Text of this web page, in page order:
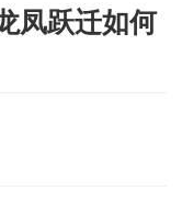
凤跃迁如何